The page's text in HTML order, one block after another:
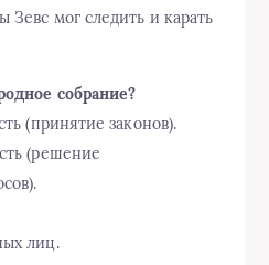
мог следить и карать
собрание?
(принятие законов).
(решение
лиц.